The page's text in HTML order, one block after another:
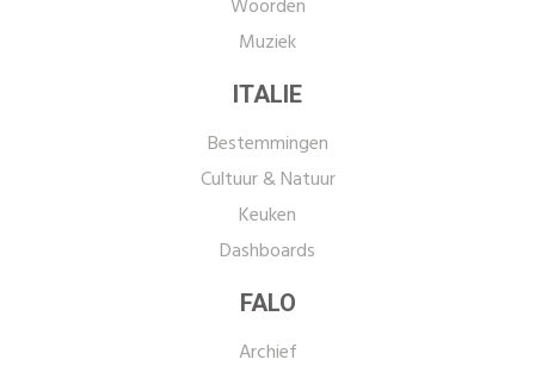
Woorden
Muziek
ITALIE
Bestemmingen
Cultuur & Natuur
Keuken
Dashboards
FALO
Archief